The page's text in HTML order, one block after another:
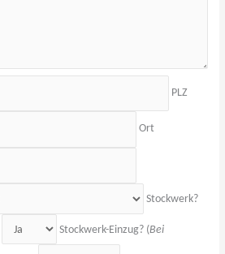
PLZ
Ort
Stockwerk?
Stockwerk-Einzug? (Bei